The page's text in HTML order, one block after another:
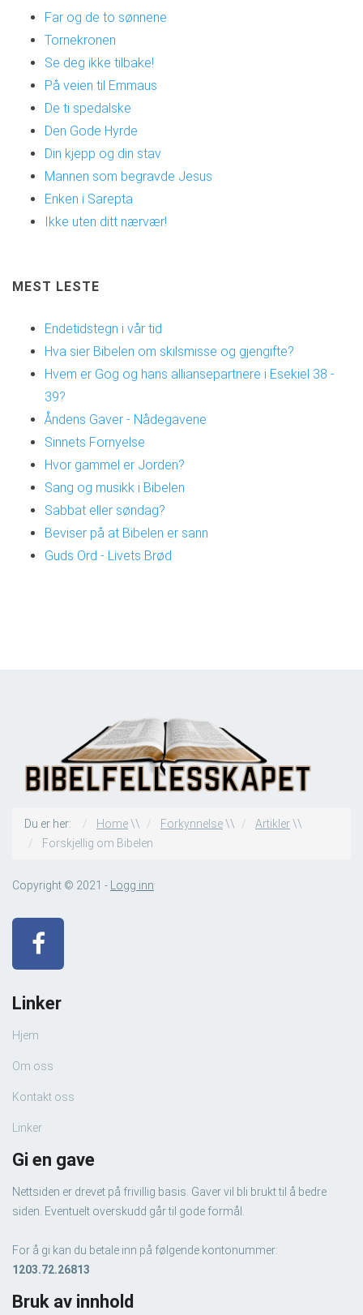
Far og de to sønnene
Tornekronen
Se deg ikke tilbake!
På veien til Emmaus
De ti spedalske
Den Gode Hyrde
Din kjepp og din stav
Mannen som begravde Jesus
Enken i Sarepta
Ikke uten ditt nærvær!
MEST LESTE
Endetidstegn i vår tid
Hva sier Bibelen om skilsmisse og gjengifte?
Hvem er Gog og hans alliansepartnere i Esekiel 38 -
39?
Åndens Gaver - Nådegavene
Sinnets Fornyelse
Hvor gammel er Jorden?
Sang og musikk i Bibelen
Sabbat eller søndag?
Beviser på at Bibelen er sann
Guds Ord - Livets Brød
Du er her: Home\\ Forkynnelse\\ Artikler\\
Forskjellig om Bibelen
Copyright © 2021 - Logg inn
Linker
Hjem
Om oss
Kontakt oss
Linker
Gi en gave
Nettsiden er drevet på frivillig basis. Gaver vil bli brukt til å bedre
siden. Eventuelt overskudd går til gode formål.
For å gi kan du betale inn på følgende kontonummer:
1203.72.26813
Bruk av innhold